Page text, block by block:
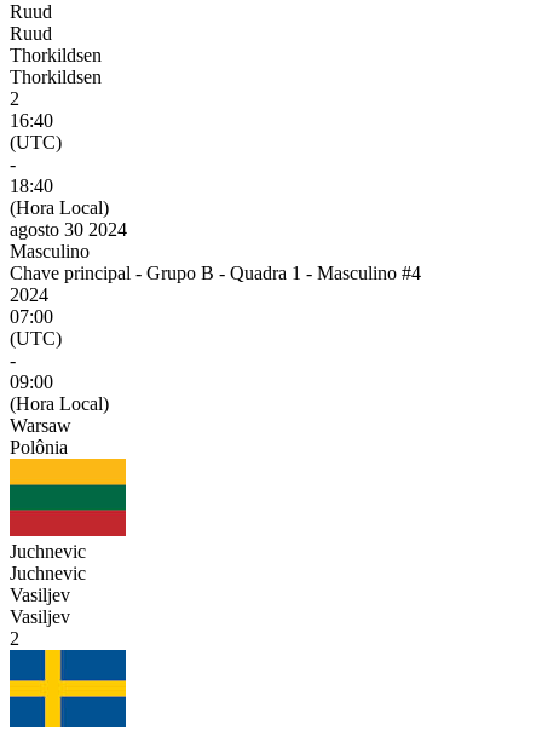
Ruud
Ruud
Thorkildsen
Thorkildsen
2
16:40
(UTC)
-
18:40
(Hora Local)
agosto 30 2024
Masculino
Chave principal - Grupo B - Quadra 1 - Masculino #4
2024
07:00
(UTC)
-
09:00
(Hora Local)
Warsaw
Polônia
Juchnevic
Juchnevic
Vasiljev
Vasiljev
2